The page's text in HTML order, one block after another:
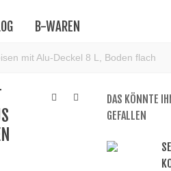
B-WAREN
mit Alu-Deckel 8 L, Boden flach
DAS KÖNNTE
GEFALLEN